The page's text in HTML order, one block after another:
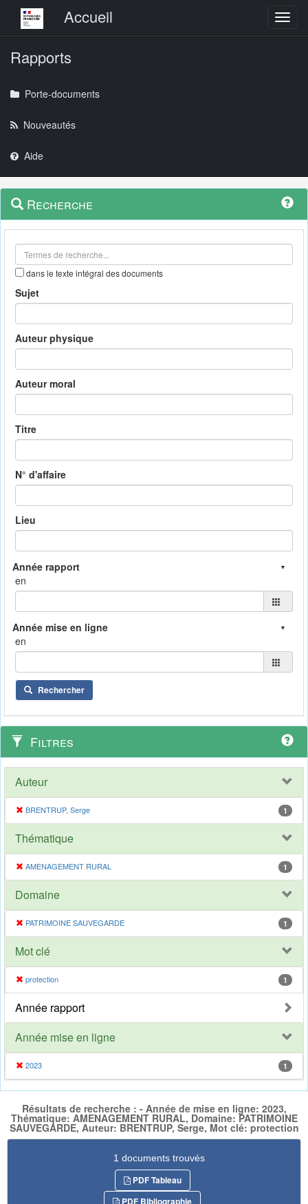
Menu principalAccueil
Rapports
Porte-documents
Nouveautés
Aide
Navigation
outils
Menu
contextuel
Recherche
dans le texte intégral des documents
Sujet
Auteur physique
Auteur moral
Titre
N° d'affaire
Lieu
en
en
Rechercher
Filtres
Auteur
BRENTRUP, Serge 1
Thématique
AMENAGEMENT RURAL 1
Domaine
PATRIMOINE SAUVEGARDE 1
Mot clé
protection 1
Année rapport
Année mise en ligne
2023 1
Résultats de recherche : - Année de mise en ligne: 2023,
Thématique: AMENAGEMENT RURAL, Domaine: PATRIMOINE
SAUVEGARDE, Auteur: BRENTRUP, Serge, Mot clé: protection
1 documents trouvés
PDF Tableau
PDF Bibliographie